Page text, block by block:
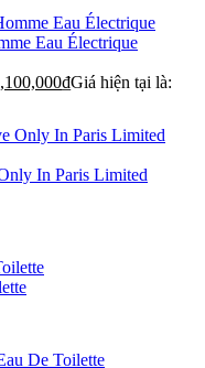
Eau Électrique
₫Giá hiện tại là:
In Paris Limited